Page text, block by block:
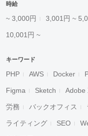
時給
~ 3,000円 3,001円 ~
10,001円 ~
キーワード
PHP AWS Docker
Figma Sketch Adobe
労務 バックオフィス
ライティング SEO